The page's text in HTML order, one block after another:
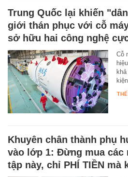
Trung Quốc lại khiến
giới thán phục với cỗ
sở hữu hai công nghệ
Cỗ
Khuyên chân thành phụ
vào lớp 1: Đừng mua các
tập này, chỉ PHÍ TIỀN mà